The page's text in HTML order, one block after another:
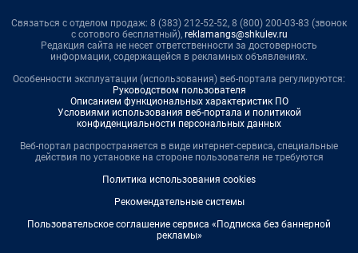
Связаться с отделом продаж: 8 (383) 212-52-52, 8 (800) 200-03-83 (звонок
с сотового бесплатный), reklamangs@shkulev.ru
Редакция сайта не несет ответственности за достоверность
информации, содержащейся в рекламных объявлениях.
Особенности эксплуатации (использования) веб-портала регулируются:
Руководством пользователя
Описанием функциональных характеристик ПО
Условиями использования веб-портала и политикой
конфиденциальности персональных данных
Веб-портал распространяется в виде интернет-сервиса, специальные
действия по установке на стороне пользователя не требуются
Политика использования cookies
Рекомендательные системы
Пользовательское соглашение сервиса «Подписка без баннерной
рекламы»